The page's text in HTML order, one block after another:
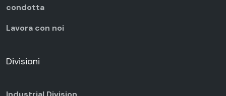
condotta
Lavora con noi
Divisioni